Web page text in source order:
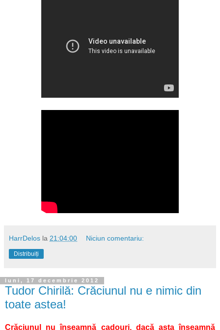
HarrDelos la 21:04:00 Niciun comentariu:
Distribuiți
luni, 17 decembrie 2012
Tudor Chirilă: Crăciunul nu e nimic din
toate astea!
Crăciunul nu înseamnă cadouri, dacă asta înseamnă